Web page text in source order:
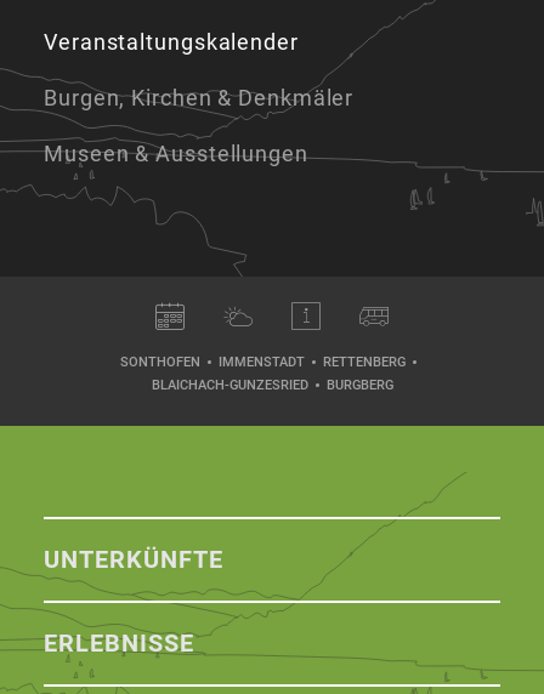
Veranstaltungskalender
Burgen, Kirchen & Denkmäler
Museen & Ausstellungen
SONTHOFEN IMMENSTADT
RETTENBERG
BLAICHACH-GUNZESRIED
BURGBERG
UNTERKÜNFTE
ERLEBNISSE